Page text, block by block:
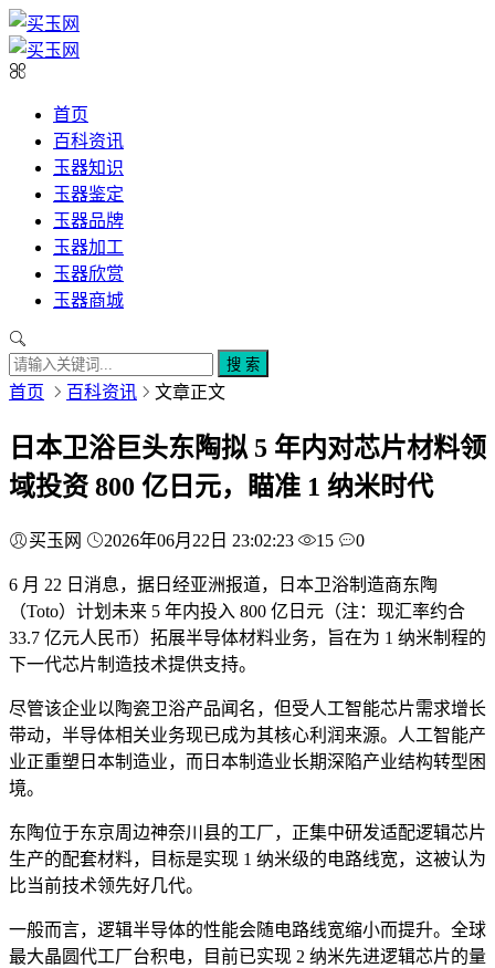
首页
百科资讯
玉器知识
玉器鉴定
玉器品牌
玉器加工
玉器欣赏
玉器商城
搜 索
首页 百科资讯 文章正文
日本卫浴巨头东陶拟 5 年内对芯片材料领
域投资 800 亿日元，瞄准 1 纳米时代
买玉网 2026年06月22日 23:02:23 15 0
6 月 22 日消息，据日经亚洲报道，日本卫浴制造商东陶
（Toto）计划未来 5 年内投入 800 亿日元（注：现汇率约合
33.7 亿元人民币）拓展半导体材料业务，旨在为 1 纳米制程的
下一代芯片制造技术提供支持。
尽管该企业以陶瓷卫浴产品闻名，但受人工智能芯片需求增长
带动，半导体相关业务现已成为其核心利润来源。人工智能产
业正重塑日本制造业，而日本制造业长期深陷产业结构转型困
境。
东陶位于东京周边神奈川县的工厂，正集中研发适配逻辑芯片
生产的配套材料，目标是实现 1 纳米级的电路线宽，这被认为
比当前技术领先好几代。
一般而言，逻辑半导体的性能会随电路线宽缩小而提升。全球
最大晶圆代工厂台积电，目前已实现 2 纳米先进逻辑芯片的量